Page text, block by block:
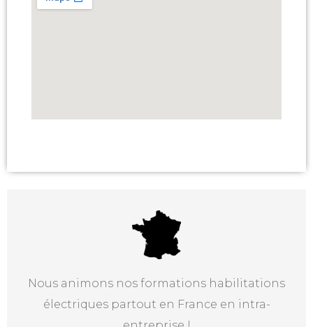
Nous animons nos formations habilitations
électriques partout en France en intra-